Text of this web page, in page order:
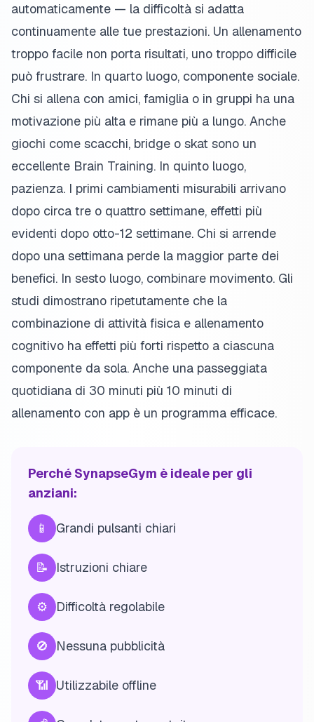
automaticamente — la difficoltà si adatta
continuamente alle tue prestazioni. Un allenamento
troppo facile non porta risultati, uno troppo difficile
può frustrare. In quarto luogo, componente sociale.
Chi si allena con amici, famiglia o in gruppi ha una
motivazione più alta e rimane più a lungo. Anche
giochi come scacchi, bridge o skat sono un
eccellente Brain Training. In quinto luogo,
pazienza. I primi cambiamenti misurabili arrivano
dopo circa tre o quattro settimane, effetti più
evidenti dopo otto-12 settimane. Chi si arrende
dopo una settimana perde la maggior parte dei
benefici. In sesto luogo, combinare movimento. Gli
studi dimostrano ripetutamente che la
combinazione di attività fisica e allenamento
cognitivo ha effetti più forti rispetto a ciascuna
componente da sola. Anche una passeggiata
quotidiana di 30 minuti più 10 minuti di
allenamento con app è un programma efficace.
Perché SynapseGym è ideale per gli
anziani:
📱 Grandi pulsanti chiari
📝 Istruzioni chiare
⚙️ Difficoltà regolabile
🚫 Nessuna pubblicità
📶 Utilizzabile offline